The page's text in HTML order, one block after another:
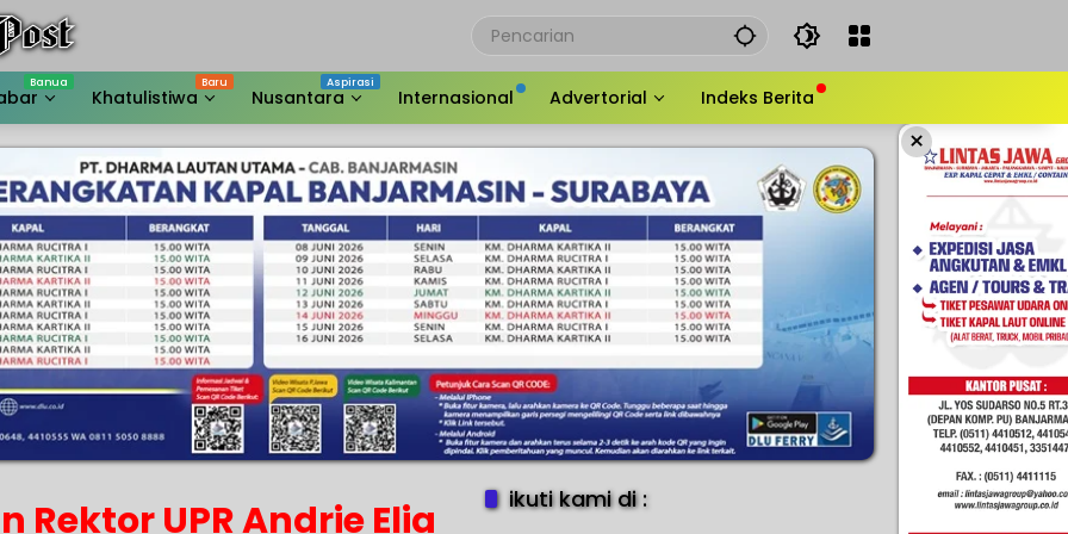
Khatulistiwa Nusantara Internasional Advertorial Indeks Berita
×
Rektor UPR Andrie Elia
ikuti kami di :